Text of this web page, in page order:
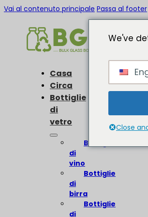
Vai al contenuto principale Passa al footer
Casa
Circa
Bottiglie
di
vetro
Bottiglie
di
vino
Bottiglie
di
birra
Bottiglie
di
We've
Close